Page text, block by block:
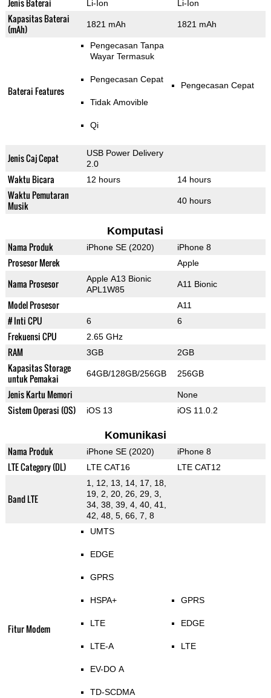
Jenis Baterai Li-Ion Li-Ion
Kapasitas Baterai
(mAh)
1821 mAh 1821 mAh
Baterai Features
Pengecasan Tanpa
Wayar Termasuk
Pengecasan Cepat
Tidak Amovible
Qi
Pengecasan Cepat
Jenis Caj Cepat
USB Power Delivery
2.0
Waktu Bicara 12 hours 14 hours
Waktu Pemutaran
Musik
40 hours
Komputasi
Nama Produk iPhone SE (2020) iPhone 8
Prosesor Merek Apple
Nama Prosesor
Apple A13 Bionic
APL1W85
A11 Bionic
Model Prosesor A11
# Inti CPU 6 6
Frekuensi CPU 2.65 GHz
RAM 3GB 2GB
Kapasitas Storage
untuk Pemakai
64GB/128GB/256GB 256GB
Jenis Kartu Memori None
Sistem Operasi (OS) iOS 13 iOS 11.0.2
Komunikasi
Nama Produk iPhone SE (2020) iPhone 8
LTE Category (DL) LTE CAT16 LTE CAT12
Band LTE
1, 12, 13, 14, 17, 18,
19, 2, 20, 26, 29, 3,
34, 38, 39, 4, 40, 41,
42, 48, 5, 66, 7, 8
Fitur Modem
UMTS
EDGE
GPRS
HSPA+
LTE
LTE-A
EV-DO A
TD-SCDMA
GPRS
EDGE
LTE